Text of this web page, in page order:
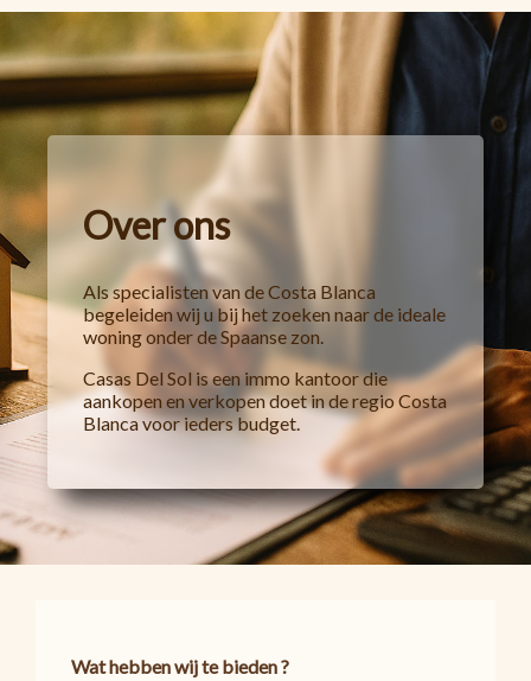
Over ons
Als specialisten van de Costa Blanca
begeleiden wij u bij het zoeken naar de ideale
woning onder de Spaanse zon.
Casas Del Sol is een immo kantoor die
aankopen en verkopen doet in de regio Costa
Blanca voor ieders budget.
Wat hebben wij te bieden ?